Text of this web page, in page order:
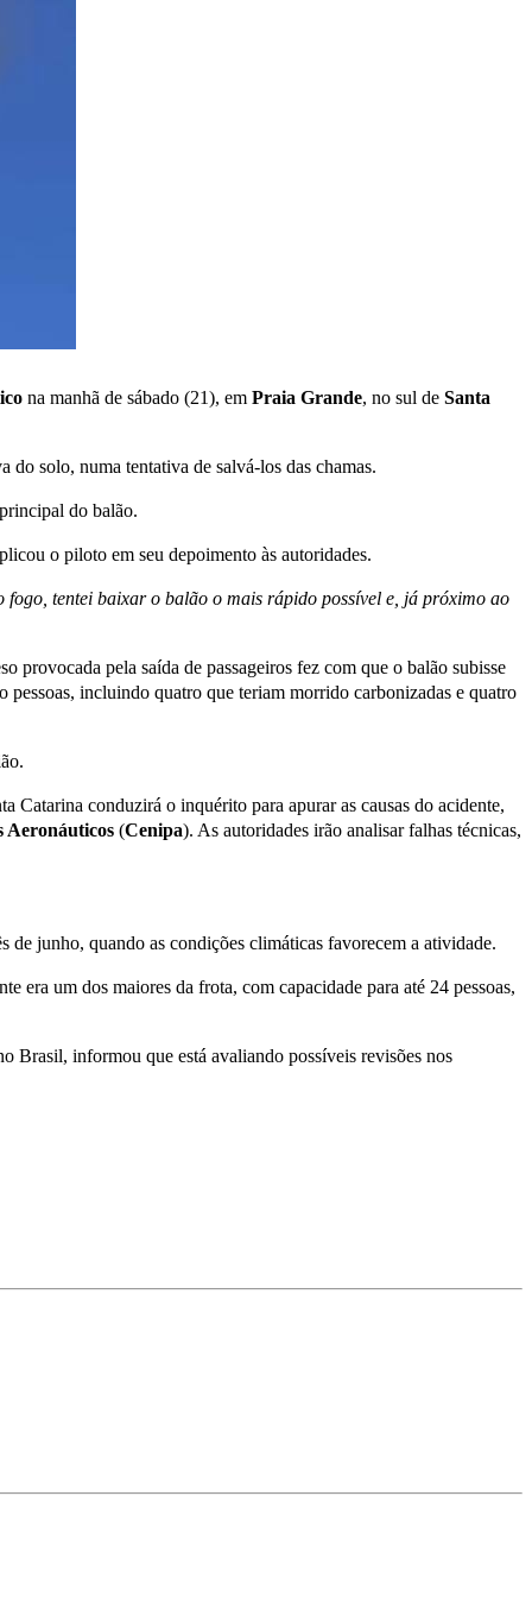
na manhã de sábado (21), em Praia Grande, no sul de Santa
do solo, numa tentativa de salvá-los das chamas.
do balão.
o piloto em seu depoimento às autoridades.
fogo, tentei baixar o balão o mais rápido possível e, já próximo ao
provocada pela saída de passageiros fez com que o balão subisse
pessoas, incluindo quatro que teriam morrido carbonizadas e quatro
Catarina conduzirá o inquérito para apurar as causas do acidente,
Aeronáuticos (Cenipa). As autoridades irão analisar falhas técnicas,
de junho, quando as condições climáticas favorecem a atividade.
era um dos maiores da frota, com capacidade para até 24 pessoas,
Brasil, informou que está avaliando possíveis revisões nos